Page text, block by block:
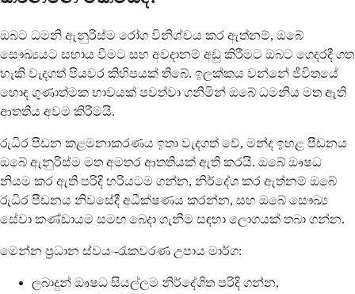
ඔබට ධමනි ඇනුරිස්ම රෝග විනිශ්චය කර ඇත්නම්, ඔබේ
සෞඛ්‍යයට සහාය වීමට සහ අවදානම් අඩු කිරීමට ඔබට ගෙදරදී ගත
හැකි වැදගත් පියවර කිහිපයක් තිබේ. ඉලක්කය වන්නේ ජීවිතයේ
හොඳ ගුණාත්මක භාවයක් පවත්වා ගනිමින් ඔබේ ධමනිය මත ඇති
ආතතිය අවම කිරීමයි.
රුධිර පීඩන කළමනාකරණය ඉතා වැදගත් වේ, මන්ද ඉහළ පීඩනය
ඔබේ ඇනුරිස්ම මත අමතර ආතතියක් ඇති කරයි. ඔබේ ඖෂධ
නියම කර ඇති පරිදි හරියටම ගන්න, නිර්දේශ කර ඇත්නම් ඔබේ
රුධිර පීඩනය නිවසේදී අධීක්ෂණය කරන්න, සහ ඔබේ සෞඛ්‍ය
සේවා කණ්ඩායම සමඟ බෙදා ගැනීම සඳහා ලොගයක් තබා ගන්න.
මෙන්න ප්‍රධාන ස්වයං-රැකවරණ උපාය මාර්ග:
ලබාදුන් ඖෂධ සියල්ලම නිර්දේශිත පරිදි ගන්න,